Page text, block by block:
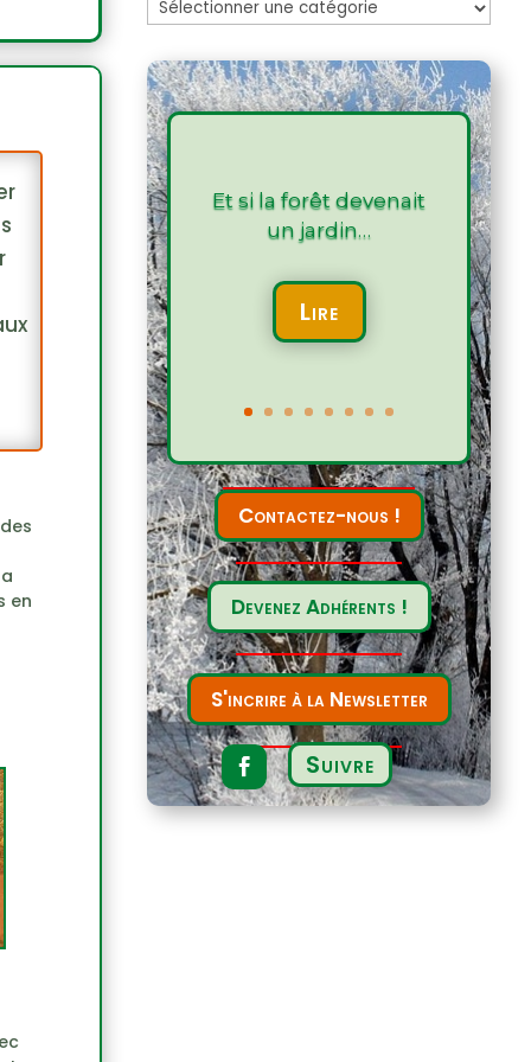
en
Et si la forêt devenait
un jardin…
Lire
Contactez-nous !
Devenez Adhérents !
S'incrire à la Newsletter
Suivre